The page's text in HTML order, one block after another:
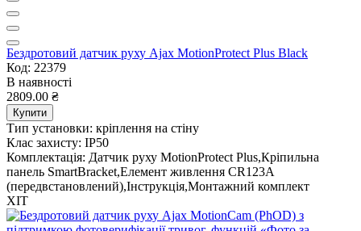
Бездротовий датчик руху Ajax MotionProtect Plus Black
Код: 22379
В наявності
2809.00 ₴
Купити
Тип установки: кріплення на стіну
Клас захисту: IP50
Комплектація: Датчик руху MotionProtect Plus,Кріпильна
панель SmartBracket,Елемент живлення CR123A
(передвстановлений),Інструкція,Монтажний комплект
ХІТ